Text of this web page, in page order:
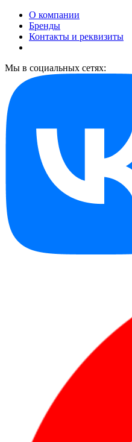
О компании
Бренды
Контакты и реквизиты
Мы в социальных сетях: